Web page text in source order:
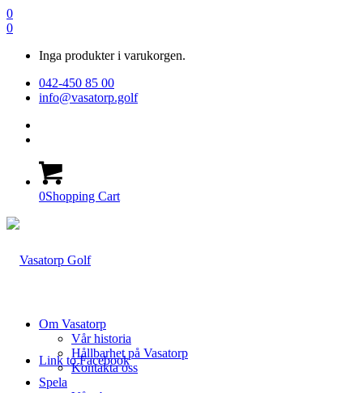
0
0
Inga produkter i varukorgen.
042-450 85 00
info@vasatorp.golf
0Shopping Cart
Link to Facebook
Om Vasatorp
Vår historia
Hållbarhet på Vasatorp
Kontakta oss
Spela